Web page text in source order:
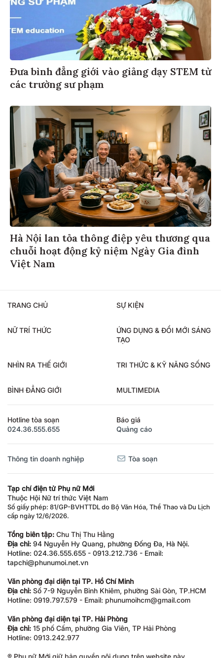
Đưa bình đẳng giới vào giảng dạy STEM từ
các trường sư phạm
Hà Nội lan tỏa thông điệp yêu thương qua
chuỗi hoạt động kỷ niệm Ngày Gia đình
Việt Nam
TRANG CHỦ SỰ KIỆN
NỮ TRÍ THỨC
ỨNG DỤNG & ĐỔI MỚI SÁNG
TẠO
NHÌN RA THẾ GIỚI TRI THỨC & KỸ NĂNG SỐNG
BÌNH ĐẲNG GIỚI MULTIMEDIA
Hotline tòa soạn
024.36.555.655
Báo giá
Quảng cáo
Thông tin doanh nghiệp Tòa soạn
Tạp chí điện tử Phụ nữ Mới
Thuộc Hội Nữ trí thức Việt Nam
Số giấy phép: 81/GP-BVHTTDL do Bộ Văn Hóa, Thể Thao và Du Lịch
cấp ngày 12/6/2026.
Tổng biên tập: Chu Thị Thu Hằng
Địa chỉ: 94 Nguyễn Hy Quang, phường Đống Đa, Hà Nội.
Hotline: 024.36.555.655 - 0913.212.736 - Email:
tapchi@phunumoi.net.vn
Văn phòng đại diện tại TP. Hồ Chí Minh
Địa chỉ: Số 7-9 Nguyễn Bỉnh Khiêm, phường Sài Gòn, TP.HCM
Hotline: 0919.797.579 - Email: phunumoihcm@gmail.com
Văn phòng đại diện tại TP. Hải Phòng
Địa chỉ: 15 phố Cấm, phường Gia Viên, TP Hải Phòng
Hotline: 0913.242.977
® Phụ nữ Mới giữ bản quyền nội dung trên website này.